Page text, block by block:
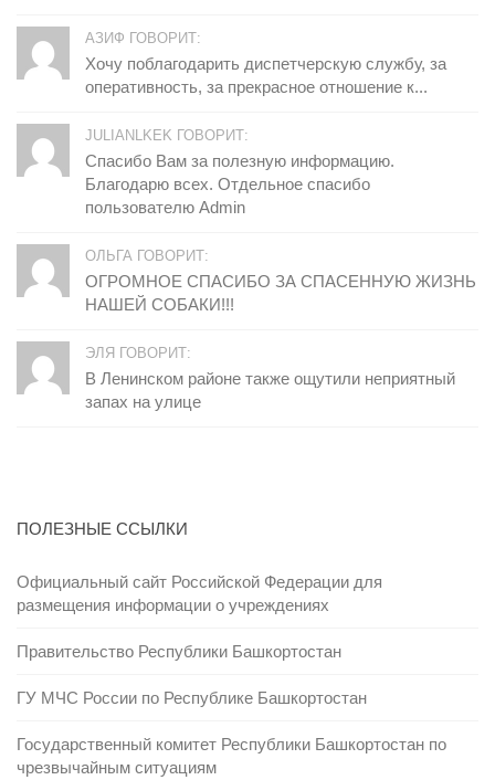
АЗИФ ГОВОРИТ:
Хочу поблагодарить диспетчерскую службу, за
оперативность, за прекрасное отношение к...
JULIANLKEK ГОВОРИТ:
Спасибо Вам за полезную информацию.
Благодарю всех. Отдельное спасибо
пользователю Admin
ОЛЬГА ГОВОРИТ:
ОГРОМНОЕ СПАСИБО ЗА СПАСЕННУЮ ЖИЗНЬ
НАШЕЙ СОБАКИ!!!
ЭЛЯ ГОВОРИТ:
В Ленинском районе также ощутили неприятный
запах на улице
ПОЛЕЗНЫЕ ССЫЛКИ
Официальный сайт Российской Федерации для
размещения информации о учреждениях
Правительство Республики Башкортостан
ГУ МЧС России по Республике Башкортостан
Государственный комитет Республики Башкортостан по
чрезвычайным ситуациям